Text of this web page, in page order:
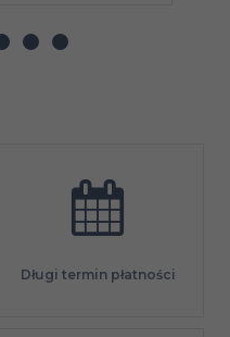
Długi termin płatności